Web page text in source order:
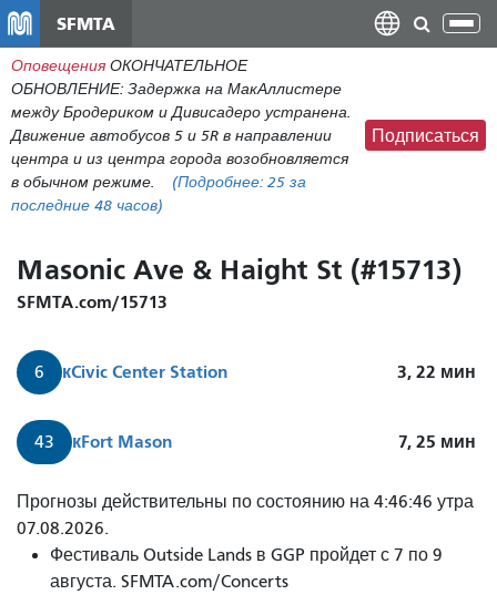
содержанию
SFMTA
Оповещения ОКОНЧАТЕЛЬНОЕ
ОБНОВЛЕНИЕ: Задержка на МакАллистере
между Бродериком и Дивисадеро устранена.
Движение автобусов 5 и 5R в направлении
центра и из центра города возобновляется
в обычном режиме.
(Подробнее: 25 за
последние 48 часов)
Подписаться
Masonic Ave & Haight St (#15713)
SFMTA.com/15713
6 кCivic Center Station 3, 22 мин
43 кFort Mason 7, 25 мин
Автобус
№
Хейз/
Прогнозы действительны по состоянию на 4:46:46 утра
07.08.2026.
Фестиваль Outside Lands в GGP пройдет с 7 по 9
августа. SFMTA.com/Concerts